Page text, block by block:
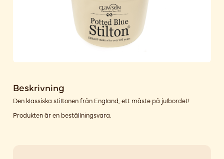
Beskrivning
Den klassiska stiltonen från England, ett måste på julbordet!
Produkten är en beställningsvara.